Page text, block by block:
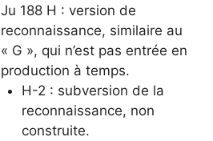
Ju 188 H : version de
reconnaissance, similaire au
« G », qui n’est pas entrée en
production à temps.
H-2 : subversion de la
reconnaissance, non
construite.